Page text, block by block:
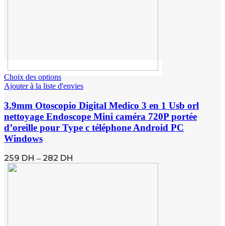
Choix des options
Ajouter à la liste d'envies
3.9mm Otoscopio Digital Medico 3 en 1 Usb orl
nettoyage Endoscope Mini caméra 720P portée
d’oreille pour Type c téléphone Android PC
Windows
259 DH – 282 DH